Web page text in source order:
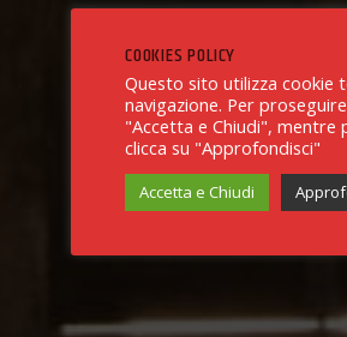
COOKIES POLICY
Questo sito utilizza cookie
navigazione. Per
"Accetta e Chiudi",
clicca su "Approfondisci"
Accetta e Chiudi